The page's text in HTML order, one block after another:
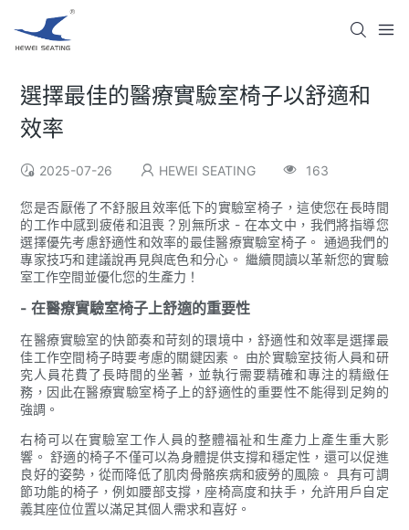
選擇最佳的醫療實驗室椅子以舒適和
效率
2025-07-26 HEWEI SEATING 163
您是否厭倦了不舒服且效率低下的實驗室椅子，這使您在長時間
的工作中感到疲倦和沮喪？別無所求 - 在本文中，我們將指導您
選擇優先考慮舒適性和效率的最佳醫療實驗室椅子。 通過我們的
專家技巧和建議說再見與底色和分心。 繼續閱讀以革新您的實驗
室工作空間並優化您的生產力！
- 在醫療實驗室椅子上舒適的重要性
在醫療實驗室的快節奏和苛刻的環境中，舒適性和效率是選擇最
佳工作空間椅子時要考慮的關鍵因素。 由於實驗室技術人員和研
究人員花費了長時間的坐著，並執行需要精確和專注的精緻任
務，因此在醫療實驗室椅子上的舒適性的重要性不能得到足夠的
強調。
右椅可以在實驗室工作人員的整體福祉和生產力上產生重大影
響。 舒適的椅子不僅可以為身體提供支撐和穩定性，還可以促進
良好的姿勢，從而降低了肌肉骨骼疾病和疲勞的風險。 具有可調
節功能的椅子，例如腰部支撐，座椅高度和扶手，允許用戶自定
義其座位位置以滿足其個人需求和喜好。